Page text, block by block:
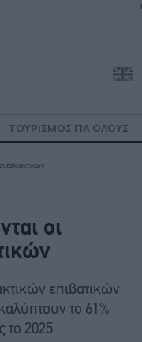
ΤΟΥΡΙΣΜΟΣ ΓΙΑ ΟΛΟΥΣ
οι
επιβατικών
το 61%
το 2025